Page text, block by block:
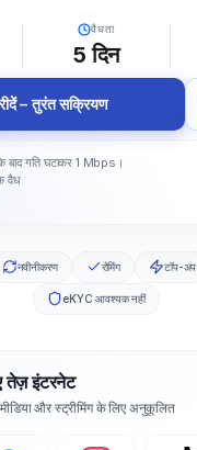
वैधता
5 दिन
– तुरंत सक्रियण
बाद गति घटाकर 1 Mbps।
वैध
नवीनीकरण रोमिंग टॉप-अप
eKYC आवश्यक नहीं
तेज़ इंटरनेट
और स्ट्रीमिंग के लिए अनुकूलित